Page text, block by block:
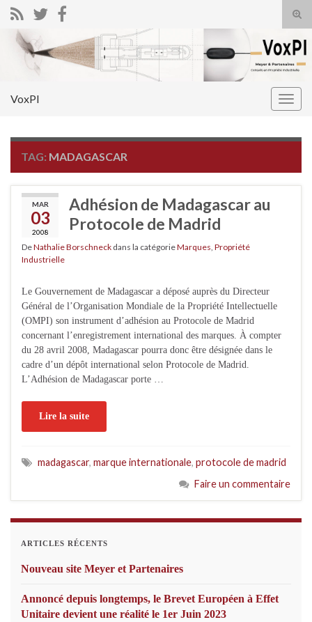
Search for:
VoxPI
TAG: MADAGASCAR
MAR
03
2008
Adhésion de Madagascar au
Protocole de Madrid
DeNathalie Borschneck dans la catégorieMarques Propriété
Industrielle
Le Gouvernement de Madagascar a déposé auprès du Directeur
Général de l’Organisation Mondiale de la Propriété Intellectuelle
(OMPI) son instrument d’adhésion au Protocole de Madrid
concernant l’enregistrement international des marques. À compter
du 28 avril 2008, Madagascar pourra donc être désignée dans le
cadre d’un dépôt international selon Protocole de Madrid.
L’Adhésion de Madagascar porte …
Lire la suite
madagascar, marque internationale, protocole de madrid
Faire un commentaire
ARTICLES RÉCENTS
Nouveau site Meyer et Partenaires
Annoncé depuis longtemps, le Brevet Européen à Effet
Unitaire devient une réalité le 1er Juin 2023